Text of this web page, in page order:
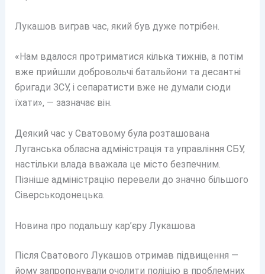
Лукашов виграв час, який був дуже потрібен.
«Нам вдалося протриматися кілька тижнів, а потім
вже прийшли добровольчі батальйони та десантні
бригади ЗСУ, і сепаратисти вже не думали сюди
їхати», — зазначає він.
Деякий час у Сватовому була розташована
Луганська обласна адміністрація та управління СБУ,
настільки влада вважала це місто безпечним.
Пізніше адміністрацію перевели до значно більшого
Сіверськодонецька.
Новина про подальшу кар’єру Лукашова
Після Сватового Лукашов отримав підвищення —
йому запропонували очолити поліцію в проблемних